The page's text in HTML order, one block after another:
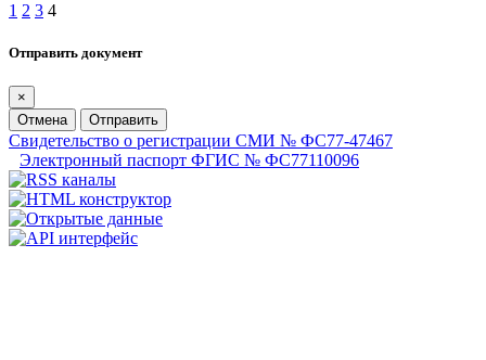
1 2 3 4
Отправить документ
×
Отмена
Отправить
Свидетельство о регистрации СМИ № ФС77-47467
Электронный паспорт ФГИС № ФС77110096